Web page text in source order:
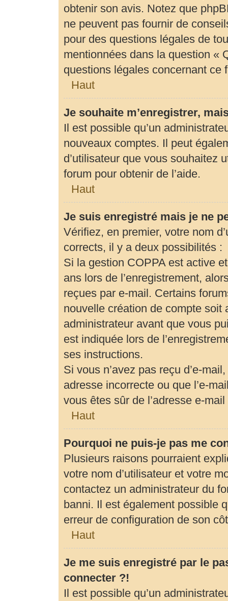
obtenir son avis. Notez que
ne peuvent pas fournir de
pour des questions légales de
mentionnées dans la question «
questions légales concernant ce
Haut
Je souhaite m’enregistrer,
Il est possible qu’un
nouveaux comptes. Il peut
d’utilisateur que vous souhaitez
forum pour obtenir de l’aide.
Haut
Je suis enregistré mais je ne
Vérifiez, en premier, votre nom
corrects, il y a deux possibilités :
Si la gestion COPPA est active
ans lors de l’enregistrement,
reçues par e-mail. Certains
nouvelle création de compte soit
administrateur avant que vous
est indiquée lors de
ses instructions.
Si vous n’avez pas reçu d’e-
adresse incorrecte ou que l’e-
vous êtes sûr de l’adresse e-
Haut
Pourquoi ne puis-je pas me
Plusieurs raisons pourraient
votre nom d’utilisateur et votre
contactez un administrateur du
banni. Il est également possible
erreur de configuration de son
Haut
Je me suis enregistré par le
connecter ?!
Il est possible qu’un